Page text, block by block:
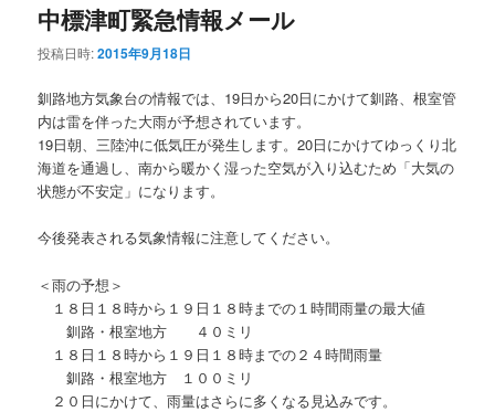
中標津町緊急情報メール
投稿日時:2015年9月18日
釧路地方気象台の情報では、19日から20日にかけて釧路、根室管
内は雷を伴った大雨が予想されています。
19日朝、三陸沖に低気圧が発生します。20日にかけてゆっくり北
海道を通過し、南から暖かく湿った空気が入り込むため「大気の
状態が不安定」になります。
今後発表される気象情報に注意してください。
＜雨の予想＞
１８日１８時から１９日１８時までの１時間雨量の最大値
釧路・根室地方 ４０ミリ
１８日１８時から１９日１８時までの２４時間雨量
釧路・根室地方 １００ミリ
２０日にかけて、雨量はさらに多くなる見込みです。